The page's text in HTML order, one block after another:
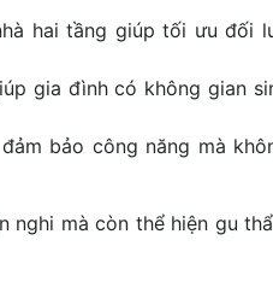
hai tầng giúp tối ưu đối
gia đình có không gian
bảo công năng mà
nghi mà còn thể hiện gu